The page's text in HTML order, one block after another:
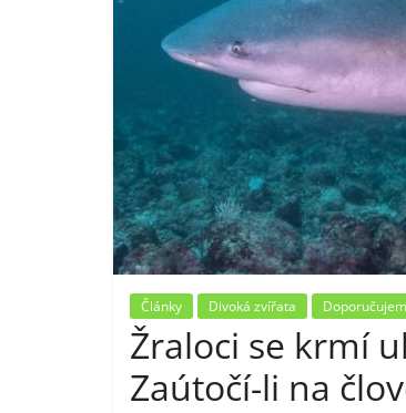
Články Divoká zvířata
Žraloci se krmí
Zaútočí-li na